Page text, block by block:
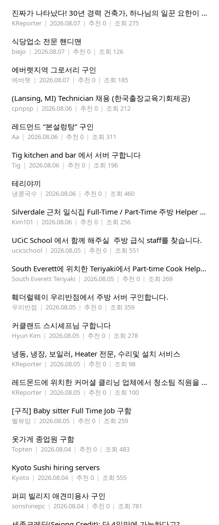
진짜가 나타났다! 30년 경력 건축가, 하나님의 일꾼 요한이 책임 시공합니다.
KReporter | 2026.08.07 | 추천 0 | 조회 275
식당업소 전문 핸디맨
biejo | 2026.08.07 | 추천 0 | 조회 126
에버렛지역 그로서리 구인
에버렛 | 2026.08.07 | 추천 0 | 조회 185
(Lansing, MI) Technician 채용 (한국출장교육기회제공)
cpnpsp | 2026.08.06 | 추천 0 | 조회 212
레드먼드 “본설렁탕” 구인
Aa | 2026.08.06 | 추천 0 | 조회 311
Tig kitchen and bar 에서 서버 구합니다
Tig | 2026.08.06 | 추천 0 | 조회 196
테리야끼
냉콩국수 | 2026.08.06 | 추천 0 | 조회 460
Silverdale 근처 일식집 Full-Time / Part-Time 주방 Helper 구합니다.
Kim101 | 2026.08.06 | 추천 0 | 조회 256
UCiC School 에서 함께 해주실 주방 급식 staff를 찾습니다.
ucicschool | 2026.08.05 | 추천 0 | 조회 551
South Everett에 위치한 Teriyaki에서 Part-time Cook Helper 구합니다. Mon-Sat, 4:00 pm-8:30 pm
South Everett Teriyaki | 2026.08.05 | 추천 0 | 조회 269
훼더럴웨이 우리반점에서 주방 서버 구인합니다.
우리반점 | 2026.08.05 | 추천 0 | 조회 359
커클랜드 스시셰프님 구합니다
Hyun Kim | 2026.08.05 | 추천 0 | 조회 278
냉동, 냉장, 보일러, Heater 전문, 수리및 설치 서비스
KReporter | 2026.08.05 | 추천 0 | 조회 98
레드몬드에 위치한 커머셜 클리닝 업체에서 청소팀 직원을 모집합니다.
KReporter | 2026.08.05 | 추천 0 | 조회 100
[구직] Baby sitter Full Time Job 구함
벨뷰맘 | 2026.08.05 | 추천 0 | 조회 259
옷가게 종업원 구함
Topten | 2026.08.04 | 추천 0 | 조회 483
Kyoto Sushi hiring servers
Kyoto | 2026.08.04 | 추천 0 | 조회 555
퍼피 빌리지 애견미용사 구인
sonshinepc | 2026.08.04 | 추천 0 | 조회 781